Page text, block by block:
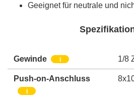
Geeignet für neutrale und
Gewinde i 1/8
Push-on-Anschluss
i